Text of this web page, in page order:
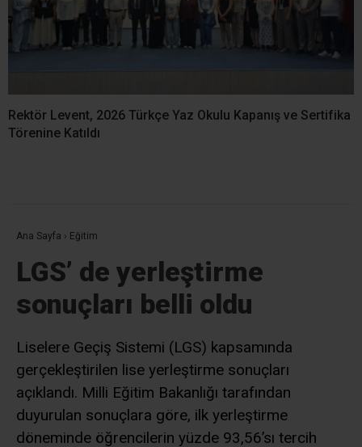
Rektör Levent, 2026 Türkçe Yaz Okulu Kapanış ve Sertifika
Törenine Katıldı
Ana Sayfa › Eğitim
LGS’ de yerleştirme
sonuçları belli oldu
Liselere Geçiş Sistemi (LGS) kapsamında
gerçekleştirilen lise yerleştirme sonuçları
açıklandı. Milli Eğitim Bakanlığı tarafından
duyurulan sonuçlara göre, ilk yerleştirme
döneminde öğrencilerin yüzde 93,56’sı tercih